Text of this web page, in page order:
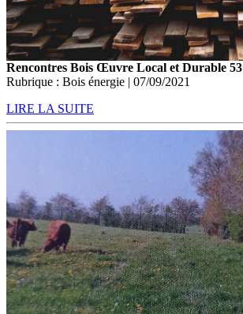
Rencontres Bois Œuvre Local et Durable 53
Rubrique : Bois énergie | 07/09/2021
LIRE LA SUITE